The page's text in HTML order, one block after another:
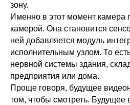
зону.
Именно в этот момент камера
камерой. Она становится
ней добавляется модуль
исполнительным узлом. То
нервной системы здания,
предприятия или дома.
Проще говоря, будущее
том, чтобы смотреть. Будущее